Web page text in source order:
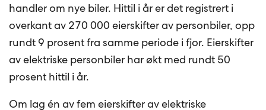
handler om nye biler. Hittil i år er det registrert i
overkant av 270 000 eierskifter av personbiler, opp
rundt 9 prosent fra samme periode i fjor. Eierskifter
av elektriske personbiler har økt med rundt 50
prosent hittil i år.
Om lag én av fem eierskifter av elektriske